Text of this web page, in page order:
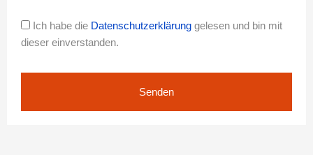
Ich habe die Datenschutzerklärung gelesen und bin mit
dieser einverstanden.
Senden